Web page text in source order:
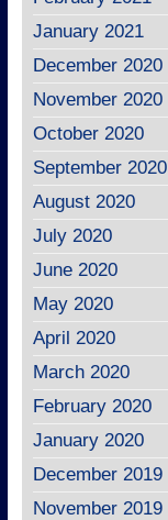
January 2021
December 2020
November 2020
October 2020
September 2020
August 2020
July 2020
June 2020
May 2020
April 2020
March 2020
February 2020
January 2020
December 2019
November 2019